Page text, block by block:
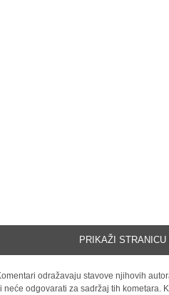
PRIKAŽI
odražavaju stavove njihovih
neće odgovarati za sadržaj tih kometara.